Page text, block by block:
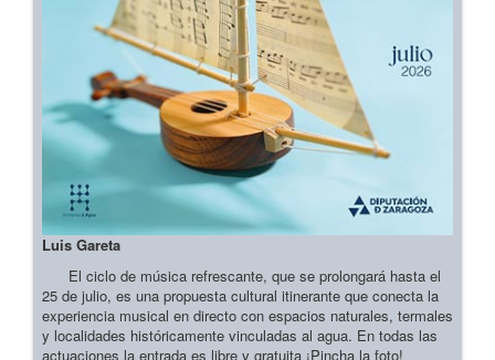
Luis Gareta
El ciclo de música refrescante, que se prolongará hasta el
25 de julio, es una propuesta cultural itinerante que conecta la
experiencia musical en directo con espacios naturales, termales
y localidades históricamente vinculadas al agua. En todas las
actuaciones la entrada es libre y gratuita ¡Pincha la foto!